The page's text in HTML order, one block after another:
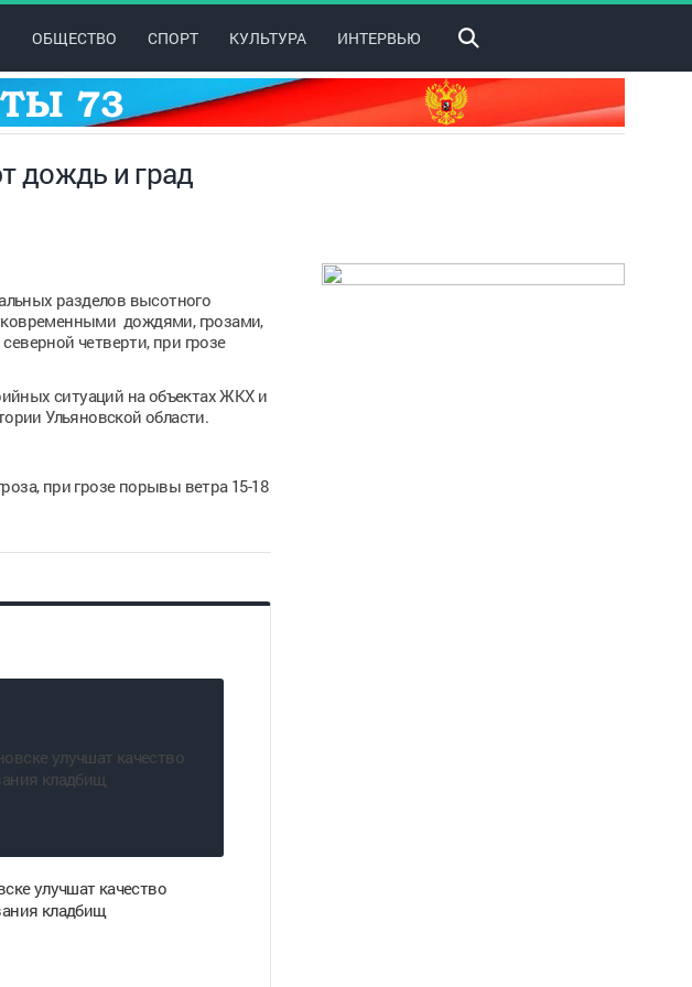
ОБЩЕСТВО СПОРТ КУЛЬТУРА ИНТЕРВЬЮ
дождь и град
разделов высотного
дождями, грозами,
четверти, при грозе
ситуаций на объектах ЖКХ и
Ульяновской области.
при грозе порывы ветра 15-18
улучшат качество
кладбищ